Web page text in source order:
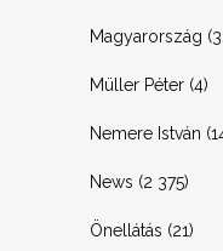
Magyarország
Müller Péter (4)
Nemere István
News (2 375)
Önellátás (21)